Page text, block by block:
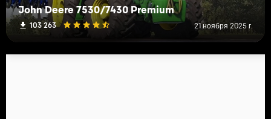
John Deere 7530/7430 Premium
103 263 21 ноября 2025 г.